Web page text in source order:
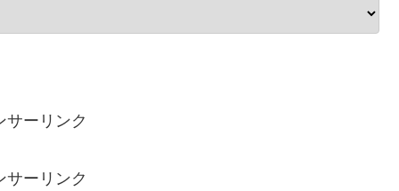
サーリンク
サーリンク